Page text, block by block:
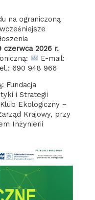
na ograniczoną
czerwca 2026 r.
E-mail:
690 948 966
i Strategii
Ekologiczny –
Krajowy, przy
Inżynierii